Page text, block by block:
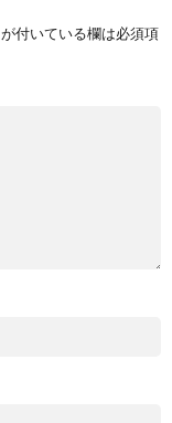
が付いている欄は必須項